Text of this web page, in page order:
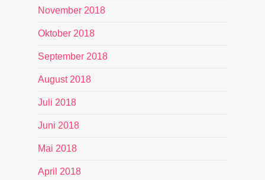
November 2018
Oktober 2018
September 2018
August 2018
Juli 2018
Juni 2018
Mai 2018
April 2018